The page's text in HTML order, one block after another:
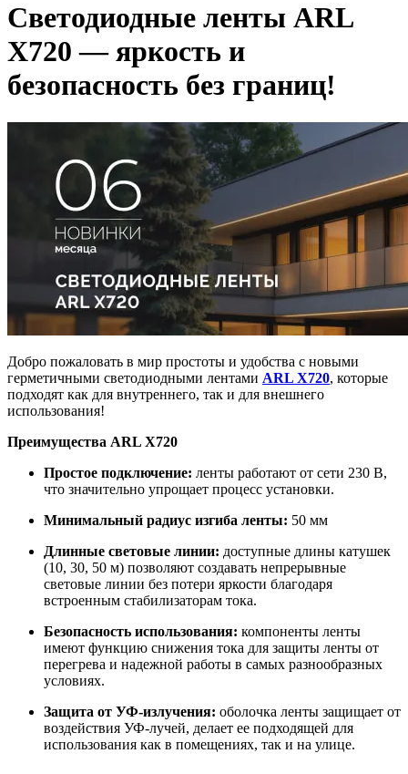
Светодиодные ленты ARL
X720 — яркость и
безопасность без границ!
Добро пожаловать в мир простоты и удобства с новыми
герметичными светодиодными лентами ARL X720, которые
подходят как для внутреннего, так и для внешнего
использования!
Преимущества ARL X720
Простое подключение: ленты работают от сети 230 В,
что значительно упрощает процесс установки.
Минимальный радиус изгиба ленты: 50 мм
Длинные световые линии: доступные длины катушек
(10, 30, 50 м) позволяют создавать непрерывные
световые линии без потери яркости благодаря
встроенным стабилизаторам тока.
Безопасность использования: компоненты ленты
имеют функцию снижения тока для защиты ленты от
перегрева и надежной работы в самых разнообразных
условиях.
Защита от УФ-излучения: оболочка ленты защищает от
воздействия УФ-лучей, делает ее подходящей для
использования как в помещениях, так и на улице.